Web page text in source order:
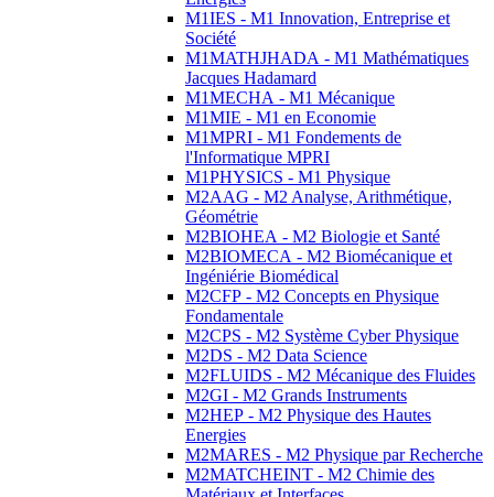
M1IES - M1 Innovation, Entreprise et
Société
M1MATHJHADA - M1 Mathématiques
Jacques Hadamard
M1MECHA - M1 Mécanique
M1MIE - M1 en Economie
M1MPRI - M1 Fondements de
l'Informatique MPRI
M1PHYSICS - M1 Physique
M2AAG - M2 Analyse, Arithmétique,
Géométrie
M2BIOHEA - M2 Biologie et Santé
M2BIOMECA - M2 Biomécanique et
Ingéniérie Biomédical
M2CFP - M2 Concepts en Physique
Fondamentale
M2CPS - M2 Système Cyber Physique
M2DS - M2 Data Science
M2FLUIDS - M2 Mécanique des Fluides
M2GI - M2 Grands Instruments
M2HEP - M2 Physique des Hautes
Energies
M2MARES - M2 Physique par Recherche
M2MATCHEINT - M2 Chimie des